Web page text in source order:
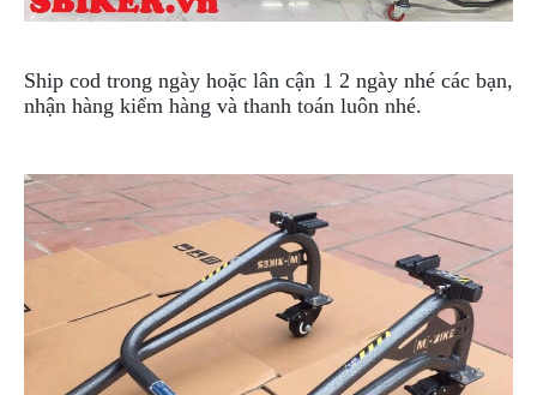
Ship cod trong ngày hoặc lân cận 1 2 ngày nhé các bạn,
nhận hàng kiểm hàng và thanh toán luôn nhé.